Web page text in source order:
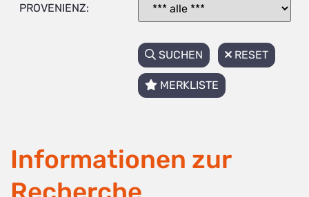
PROVENIENZ:
SUCHEN RESET
MERKLISTE
Informationen zur